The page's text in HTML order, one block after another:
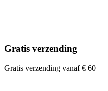
Gratis verzending
Gratis verzending vanaf € 60